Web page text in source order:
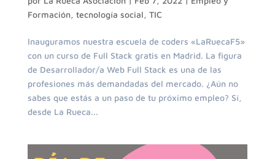
Formación, tecnología social, TIC
Inauguramos nuestra escuela de coders «LaRuecaF5»
con un curso de Full Stack gratis en Madrid. La figura
de Desarrollador/a Web Full Stack es una de las
profesiones más demandadas del mercado. ¿Aún no
sabes que estás a un paso de tu próximo empleo? Sí,
desde La Rueca...